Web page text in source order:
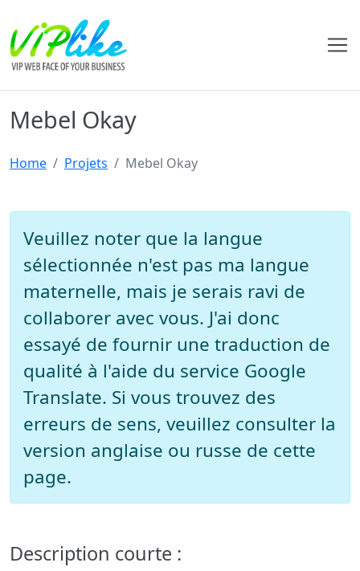
Mebel Okay
Home Projets Mebel Okay
Veuillez noter que la langue
sélectionnée n'est pas ma langue
maternelle, mais je serais ravi de
collaborer avec vous. J'ai donc
essayé de fournir une traduction de
qualité à l'aide du service Google
Translate. Si vous trouvez des
erreurs de sens, veuillez consulter la
version anglaise ou russe de cette
page.
Description courte :